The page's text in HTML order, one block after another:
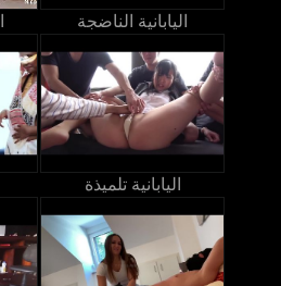
اليابانية الناضجة
اليابانية تلميذة